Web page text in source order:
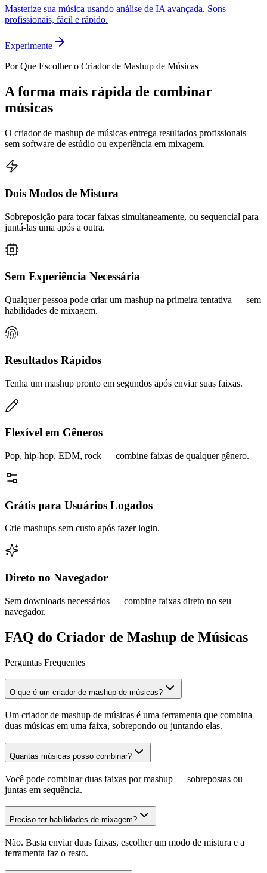
Masterize sua música usando análise de IA avançada. Sons
profissionais, fácil e rápido.
Experimente
Por Que Escolher o Criador de Mashup de Músicas
A forma mais rápida de combinar
músicas
O criador de mashup de músicas entrega resultados profissionais
sem software de estúdio ou experiência em mixagem.
Dois Modos de Mistura
Sobreposição para tocar faixas simultaneamente, ou sequencial para
juntá-las uma após a outra.
Sem Experiência Necessária
Qualquer pessoa pode criar um mashup na primeira tentativa — sem
habilidades de mixagem.
Resultados Rápidos
Tenha um mashup pronto em segundos após enviar suas faixas.
Flexível em Gêneros
Pop, hip-hop, EDM, rock — combine faixas de qualquer gênero.
Grátis para Usuários Logados
Crie mashups sem custo após fazer login.
Direto no Navegador
Sem downloads necessários — combine faixas direto no seu
navegador.
FAQ do Criador de Mashup de Músicas
Perguntas Frequentes
O que é um criador de mashup de músicas?
Um criador de mashup de músicas é uma ferramenta que combina
duas músicas em uma faixa, sobrepondo ou juntando elas.
Quantas músicas posso combinar?
Você pode combinar duas faixas por mashup — sobrepostas ou
juntas em sequência.
Preciso ter habilidades de mixagem?
Não. Basta enviar duas faixas, escolher um modo de mistura e a
ferramenta faz o resto.